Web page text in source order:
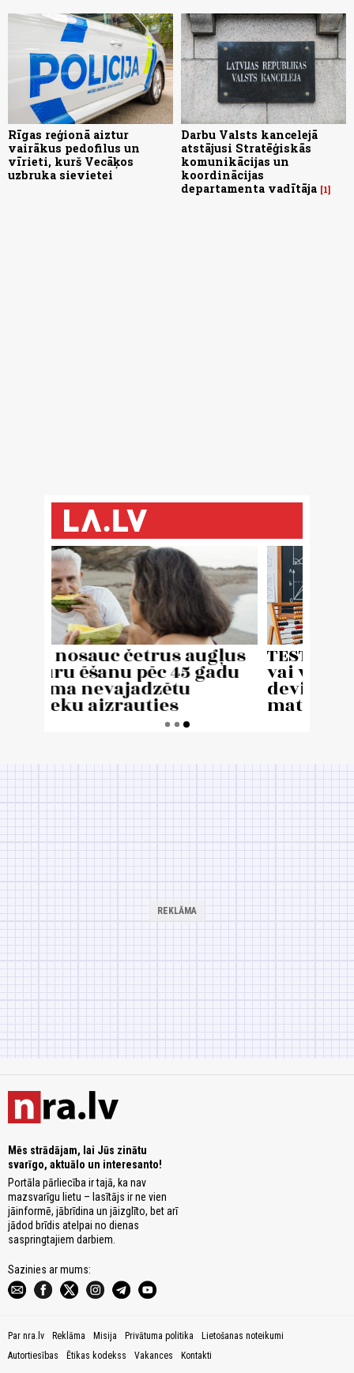
Rīgas reģionā aiztur
vairākus pedofilus un
vīrieti, kurš Vecāķos
uzbruka sievietei
Darbu Valsts kancelejā
atstājusi Stratēģiskās
komunikācijas un
koordinācijas
departamenta vadītāja 1
Mēs strādājam, lai Jūs zinātu
svarīgo, aktuālo un interesanto!
Portāla pārliecība ir tajā, ka nav
mazsvarīgu lietu – lasītājs ir ne vien
jāinformē, jābrīdina un jāizglīto, bet arī
jādod brīdis atelpai no dienas
saspringtajiem darbiem.
Sazinies ar mums:
Par nra.lv Reklāma Misija Privātuma politika
Lietošanas noteikumi
Autortiesības
Ētikas kodekss Vakances Kontakti